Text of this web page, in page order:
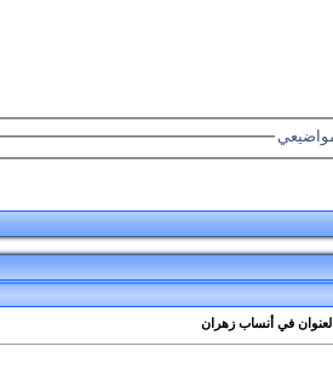
في أنساب زهران